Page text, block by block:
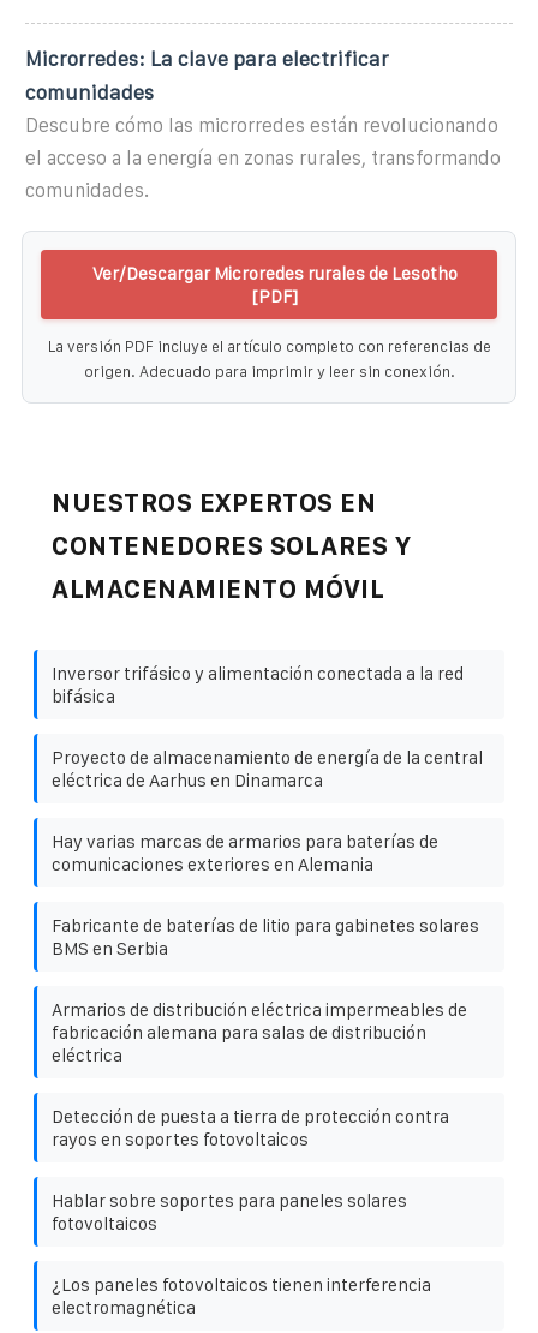
Microrredes: La clave para electrificar
comunidades
Descubre cómo las microrredes están revolucionando
el acceso a la energía en zonas rurales, transformando
comunidades.
Ver/Descargar Microredes rurales de Lesotho
[PDF]
La versión PDF incluye el artículo completo con referencias de
origen. Adecuado para imprimir y leer sin conexión.
NUESTROS EXPERTOS EN
CONTENEDORES SOLARES Y
ALMACENAMIENTO MÓVIL
Inversor trifásico y alimentación conectada a la red
bifásica
Proyecto de almacenamiento de energía de la central
eléctrica de Aarhus en Dinamarca
Hay varias marcas de armarios para baterías de
comunicaciones exteriores en Alemania
Fabricante de baterías de litio para gabinetes solares
BMS en Serbia
Armarios de distribución eléctrica impermeables de
fabricación alemana para salas de distribución
eléctrica
Detección de puesta a tierra de protección contra
rayos en soportes fotovoltaicos
Hablar sobre soportes para paneles solares
fotovoltaicos
¿Los paneles fotovoltaicos tienen interferencia
electromagnética